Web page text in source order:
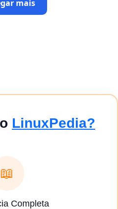
mais
LinuxPedia?
📖
Completa